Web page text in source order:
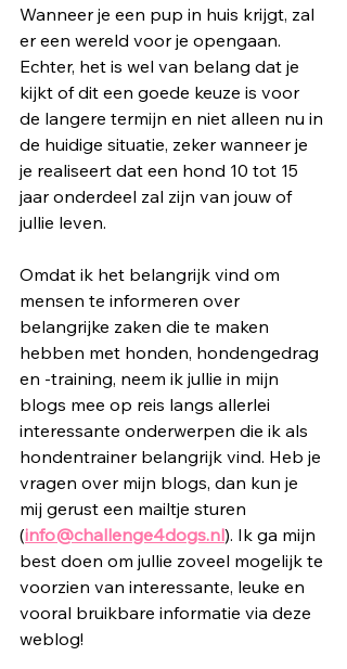
Wanneer je een pup in huis krijgt, zal
er een wereld voor je opengaan.
Echter, het is wel van belang dat je
kijkt of dit een goede keuze is voor
de langere termijn en niet alleen nu in
de huidige situatie, zeker wanneer je
je realiseert dat een hond 10 tot 15
jaar onderdeel zal zijn van jouw of
jullie leven.
Omdat ik het belangrijk vind om
mensen te informeren over
belangrijke zaken die te maken
hebben met honden, hondengedrag
en -training, neem ik jullie in mijn
blogs mee op reis langs allerlei
interessante onderwerpen die ik als
hondentrainer belangrijk vind. Heb je
vragen over mijn blogs, dan kun je
mij gerust een mailtje sturen
(info@challenge4dogs.nl). Ik ga mijn
best doen om jullie zoveel mogelijk te
voorzien van interessante, leuke en
vooral bruikbare informatie via deze
weblog!